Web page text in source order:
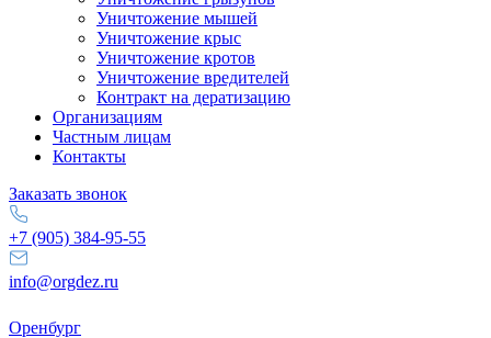
Уничтожение мышей
Уничтожение крыс
Уничтожение кротов
Уничтожение вредителей
Контракт на дератизацию
Организациям
Частным лицам
Контакты
Заказать звонок
+7 (905) 384-95-55
info@orgdez.ru
Оренбург